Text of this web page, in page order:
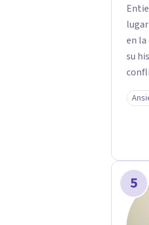
lugar central. A través de la
en
su
o
5